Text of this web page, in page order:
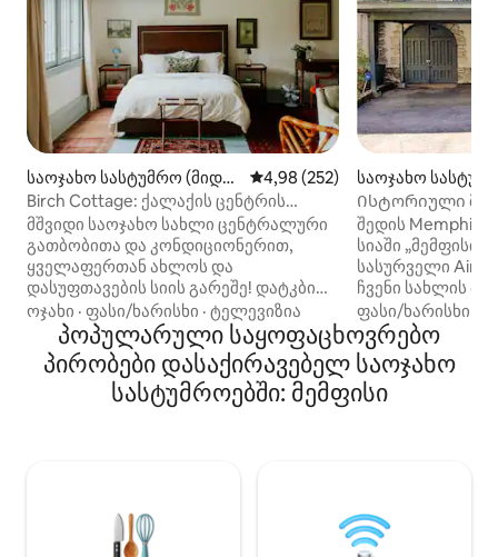
საოჯახო სასტუმრო (მიდტ
აუნი)
საშუალო შეფასებაა 5‑დან
4,98 (252)
Birch Cottage: ქალაქის ცენტრის
შარმი და პარკირების ადგილი
მშვიდი საოჯახო სახლი ცენტრალური
გათბობითა და კონდიციონერით,
ყველაფერთან ახლოს და
დასუფთავების სიის გარეშე! დატკბით
მოსაცდელი ბილიკის პარკირებითა
და უფასო წასახემსებლებით ჩვენს
კომფორტულ საცხოვრებელში,
რომელიც სავსეა ვინტაჟური ავეჯითა
და წიგნებით. ჩვენი ისტორიული უბანი
მდებარეობს გზატკეცილიდან
გრეისლენდიდან და აეროპორტიდან
12 წუთის სავალზე. გაეცანით
ოჯახი · ფასი/ხარისხი · ტელევიზია
საოჯახო
აუნი)
Ისტორიული
ვაგონი!
შედის Memphis
სიაში „მემფისის
სასურველი
ჩვენი სახლის
Gardens Historic
კომფორტულ
საშლე
ფართობს
კომფორტული
ჩვენს
Airbnb‑ს წესების
ფასი/ხარისხი
პოპულარული საყოფაცხოვრებო
პირობები დასაქირავებელ საოჯახო
სასტუმროებში: მემფისი